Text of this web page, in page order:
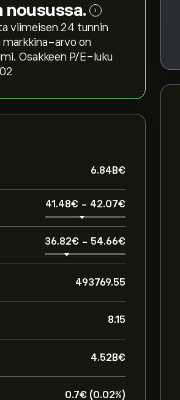
nousussa. i
viimeisen 24 tunnin
markkina-arvo on
Osakkeen P/E-luku
6.84B‎€‎
41.48‎€‎ - 42.07‎€‎
36.82‎€‎ - 54.66‎€‎
493769.55
8.15
4.52B‎€‎
0.7‎€‎ (0.02%)